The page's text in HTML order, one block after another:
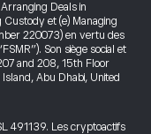
Deals in
et (e) Managing
220073) en vertu des
Son siège social et
and 208, 15th Floor
Abu Dhabi, United
491139. Les cryptoactifs